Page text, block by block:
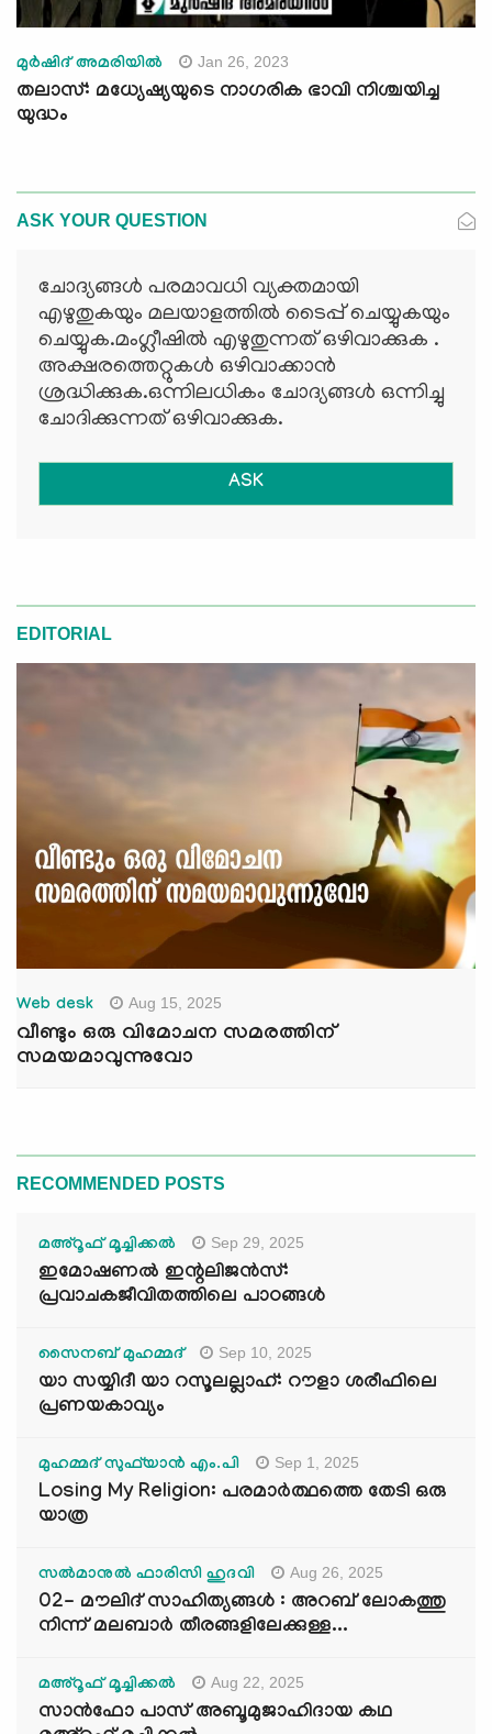
മുര്‍ഷിദ് അമരിയില്‍ Jan 26, 2023
തലാസ്: മധ്യേഷ്യയുടെ നാഗരിക ഭാവി നിശ്ചയിച്ച
യുദ്ധം
ASK YOUR QUESTION
ചോദ്യങ്ങള്‍ പരമാവധി വ്യക്തമായി
എഴുതുകയും മലയാളത്തില്‍ ടൈപ്പ് ചെയ്യുകയും
ചെയ്യുക.മംഗ്ലീഷില്‍ എഴുതുന്നത് ഒഴിവാക്കുക .
അക്ഷരത്തെറ്റുകള്‍ ഒഴിവാക്കാന്‍
ശ്രദ്ധിക്കുക.ഒന്നിലധികം ചോദ്യങ്ങള്‍ ഒന്നിച്ചു
ചോദിക്കുന്നത് ഒഴിവാക്കുക.
ASK
EDITORIAL
Web desk Aug 15, 2025
വീണ്ടും ഒരു വിമോചന സമരത്തിന്
സമയമാവുന്നുവോ
RECOMMENDED POSTS
മഅ്റൂഫ് മൂച്ചിക്കല്‍ Sep 29, 2025
ഇമോഷണൽ ഇന്റലിജൻസ്:
പ്രവാചകജീവിതത്തിലെ പാഠങ്ങൾ
സൈനബ് മുഹമ്മദ് Sep 10, 2025
യാ സയ്യിദീ യാ റസൂലല്ലാഹ്: റൗളാ ശരീഫിലെ
പ്രണയകാവ്യം
മുഹമ്മദ് സുഫ്‌യാൻ എം.പി Sep 1, 2025
Losing My Religion: പരമാർത്ഥത്തെ തേടി ഒരു
യാത്ര
സൽമാനുൽ ഫാരിസി ഹുദവി Aug 26, 2025
02- മൗലിദ് സാഹിത്യങ്ങൾ : അറബ് ലോകത്തു
നിന്ന് മലബാർ തീരങ്ങളിലേക്കുള്ള...
മഅ്റൂഫ് മൂച്ചിക്കല്‍ Aug 22, 2025
സാൻഫോ പാസ് അബൂമുജാഹിദായ കഥ